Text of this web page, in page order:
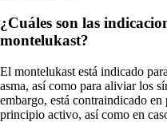
¿Cuáles son las
montelukast?
El montelukast está indicado
asma, así como para aliviar los
embargo, está contraindicado
principio activo, así como en